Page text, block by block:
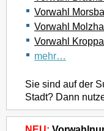
Vorwahl
Vorwahl
Vorwahl
mehr…
Sie sind auf der
Stadt? Dann